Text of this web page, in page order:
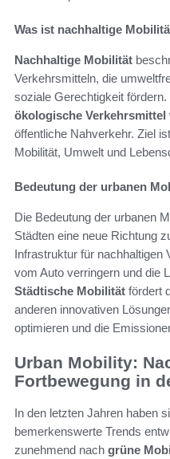
Was ist nachhaltige
Nachhaltige Mobilität
Verkehrsmitteln, die
soziale Gerechtigkeit
ökologische Verkehrsmittel
öffentliche Nahverkehr. Ziel
Mobilität, Umwelt und
Bedeutung der urbanen
Die Bedeutung der urbanen
Städten eine neue Richtung
Infrastruktur für nachhaltigen
vom Auto verringern und die
Städtische Mobilität fördert
anderen innovativen
optimieren und die
Urban Mobility:
Fortbewegung in
In den letzten Jahren haben
bemerkenswerte Trends
zunehmend nach grüne